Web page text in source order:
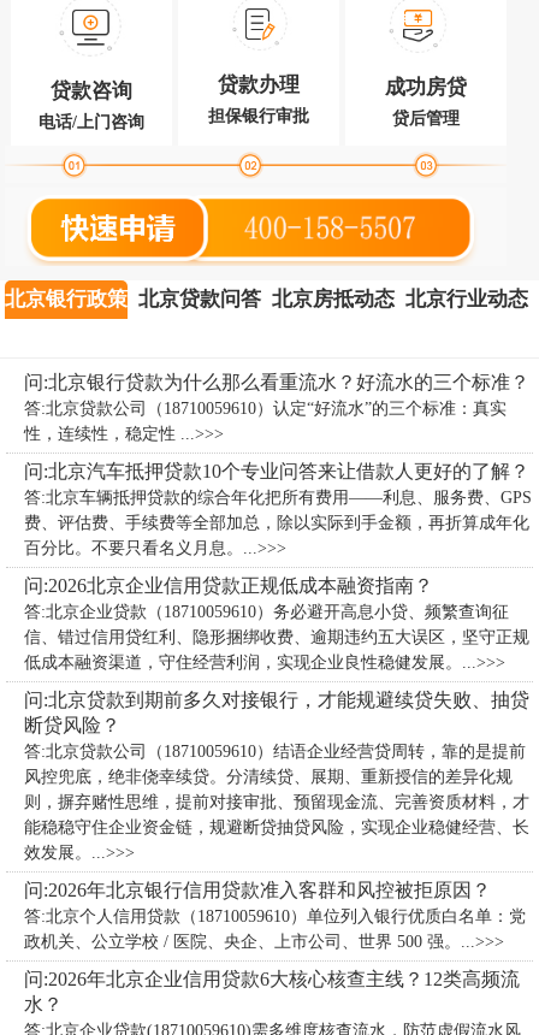
贷款咨询
电话/上门咨询
贷款办理
担保银行审批
成功房贷
贷后管理
北京银行政策 北京贷款问答 北京房抵动态 北京行业动态
问:北京银行贷款为什么那么看重流水？好流水的三个标准？
答:北京贷款公司（18710059610）认定“好流水”的三个标准：真实
性，连续性，稳定性 ...>>>
问:北京汽车抵押贷款10个专业问答来让借款人更好的了解？
答:北京车辆抵押贷款的综合年化把所有费用——利息、服务费、GPS
费、评估费、手续费等全部加总，除以实际到手金额，再折算成年化
百分比。不要只看名义月息。...>>>
问:2026北京企业信用贷款正规低成本融资指南？
答:北京企业贷款（18710059610）务必避开高息小贷、频繁查询征
信、错过信用贷红利、隐形捆绑收费、逾期违约五大误区，坚守正规
低成本融资渠道，守住经营利润，实现企业良性稳健发展。...>>>
问:北京贷款到期前多久对接银行，才能规避续贷失败、抽贷
断贷风险？
答:北京贷款公司（18710059610）​结语企业经营贷周转，靠的是提前
风控兜底，绝非侥幸续贷。分清续贷、展期、重新授信的差异化规
则，摒弃赌性思维，提前对接审批、预留现金流、完善资质材料，才
能稳稳守住企业资金链，规避断贷抽贷风险，实现企业稳健经营、长
效发展。...>>>
问:2026年北京银行信用贷款准入客群和风控被拒原因？
答:北京个人信用贷款（18710059610）单位列入银行优质白名单：党
政机关、公立学校 / 医院、央企、上市公司、世界 500 强。...>>>
问:2026年北京企业信用贷款6大核心核查主线？12类高频流
水？
答:北京企业贷款(18710059610)需多维度核查流水，防范虚假流水风